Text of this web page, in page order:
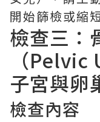
開始篩檢或縮
檢查三：
（
子宮與卵
檢查內容